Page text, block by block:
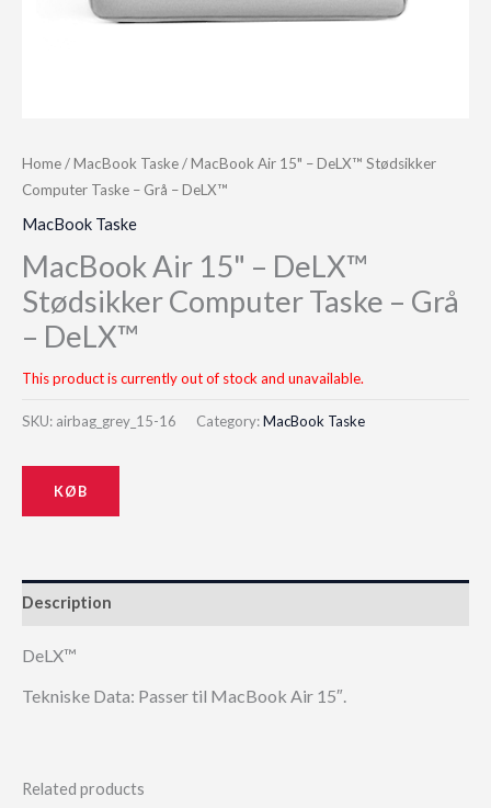
Home/MacBook Taske/ MacBook Air 15" – DeLX™ Stødsikker
Computer Taske – Grå – DeLX™
MacBook Taske
MacBook Air 15" – DeLX™
Stødsikker Computer Taske – Grå
– DeLX™
This product is currently out of stock and unavailable.
SKU: airbag_grey_15-16 Category:MacBook Taske
KØB
Description
DeLX™
Tekniske Data: Passer til MacBook Air 15″.
Related products